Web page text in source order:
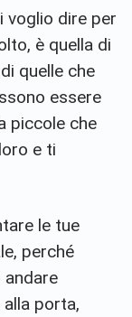
dire per
è quella di
quelle che
essere
piccole che
e ti
le tue
perché
andare
porta,